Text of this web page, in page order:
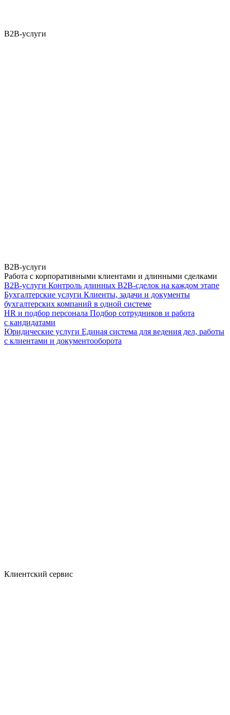
B2B-услуги
B2B-услуги
Работа с корпоративными клиентами и длинными сделками
B2B-услуги Контроль длинных B2B-сделок на каждом этапе
Бухгалтерские услуги Клиенты, задачи и документы
бухгалтерских компаний в одной системе
HR и подбор персонала Подбор сотрудников и работа
с кандидатами
Юридические услуги Единая система для ведения дел, работы
с клиентами и документооборота
Клиентский сервис